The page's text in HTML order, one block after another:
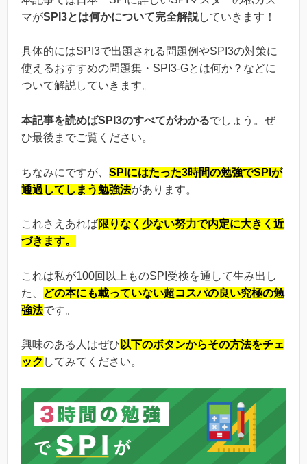
マがSPI3とは何かについて完全解説していきます！
具体的にはSPI3で出題される問題例やSPI3の対策に
使えるおすすめの問題集・SPI3-Gとは何か？などに
ついて解説していきます。
本記事を読めばSPI3のすべてがわかるでしょう。ぜ
ひ最後までご覧ください。
ちなみにですが、 SPIにはたった3時間の勉強でSPIが
通過してしまう勉強法があります。
これさえあれば限りなく少ない努力で内定に大きく近
づきます。
これは私が100回以上ものSPI受検を通して生み出し
た、
どの本にも載っていない超コスパの良い究極の勉
強法です。
興味のある人はぜひ 以下のボタンからその方法をチェ
ック してみてください。